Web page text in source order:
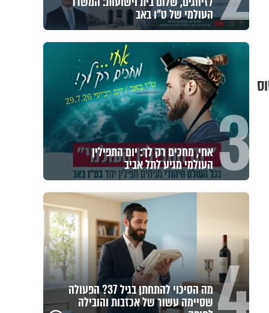
העולמי של ט"ו באב
3 אחי, מחכים רק לך: יום התפילין
העולמי מגיע לתל אביב
מה הסיכוי להתחתן בגיל 37? הפעולה
שסיימה עשור של אכזבות והובילה